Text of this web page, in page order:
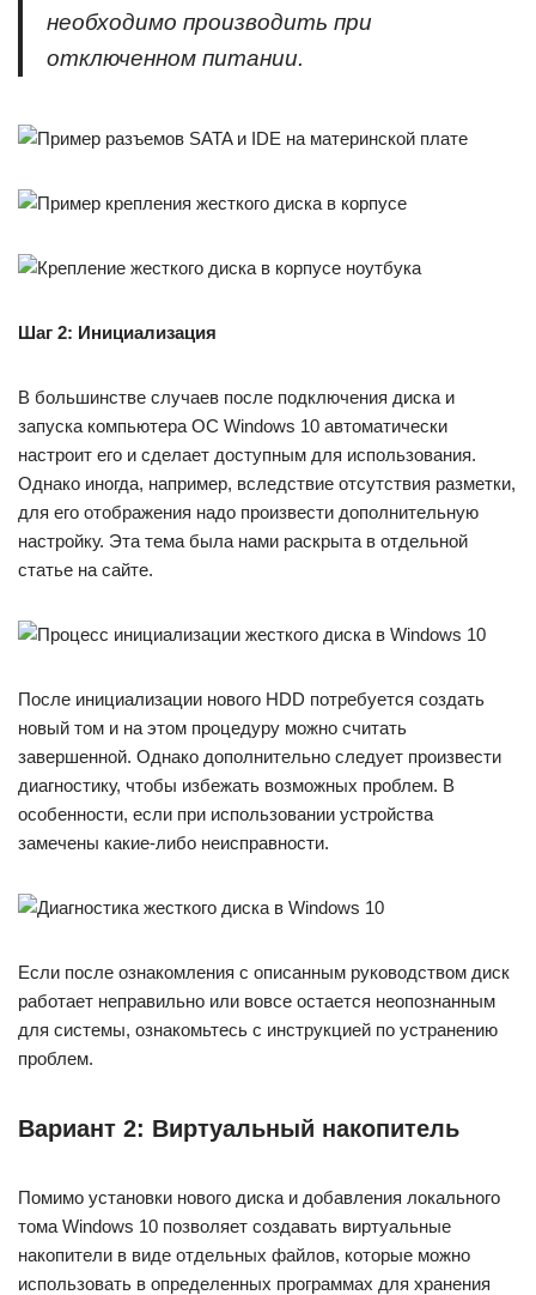
необходимо производить при
отключенном питании.
Шаг 2: Инициализация
В большинстве случаев после подключения диска и
запуска компьютера ОС Windows 10 автоматически
настроит его и сделает доступным для использования.
Однако иногда, например, вследствие отсутствия разметки,
для его отображения надо произвести дополнительную
настройку. Эта тема была нами раскрыта в отдельной
статье на сайте.
После инициализации нового HDD потребуется создать
новый том и на этом процедуру можно считать
завершенной. Однако дополнительно следует произвести
диагностику, чтобы избежать возможных проблем. В
особенности, если при использовании устройства
замечены какие-либо неисправности.
Если после ознакомления с описанным руководством диск
работает неправильно или вовсе остается неопознанным
для системы, ознакомьтесь с инструкцией по устранению
проблем.
Вариант 2: Виртуальный накопитель
Помимо установки нового диска и добавления локального
тома Windows 10 позволяет создавать виртуальные
накопители в виде отдельных файлов, которые можно
использовать в определенных программах для хранения